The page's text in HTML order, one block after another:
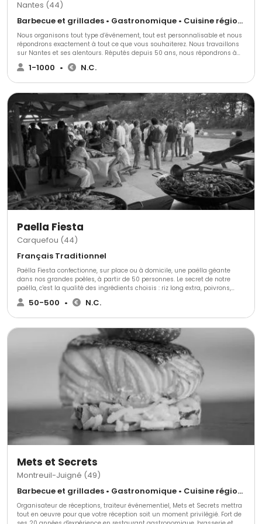
Nantes (44)
Barbecue et grillades • Gastronomique • Cuisine régionale
Nous organisons tout type d’événement, tout est personnalisable et nous
répondrons exactement à tout ce que vous souhaiterez. Nous travaillons
sur Nantes et ses alentours. Réputés depuis 50 ans, nous répondrons à
toutes vos attentes et demandes et nous nous adapterons à toutes vos
exigences. Nous réalisons plus de 40 prestations de plus de 1000 convives
qualité.
1-1000 • N.C.
Paella Fiesta
Carquefou (44)
Français Traditionnel
Paëlla Fiesta confectionne, sur place ou à domicile, une paëlla géante
dans nos grandes poêles, à partir de 50 personnes. Le secret de notre
paëlla, c'est la qualité des ingrédients choisis : riz long extra, poivrons,
oignons, chorizo, poulet, moules, encornet, amandes de mer, petits pois,
safran, grosses crevettes, langoustines, etc. Notre recette est toujours très
Le service se réalise à partir de la poêle géante. Sur demande, nous vous
donnons des réfèrences de prestations réalisées.
50-500 • N.C.
Mets et Secrets
Montreuil-Juigné (49)
Barbecue et grillades • Gastronomique • Cuisine régionale
Organisateur de réceptions, traiteur événementiel, Mets et Secrets mettra
tout en oeuvre pour que votre réception soit un moment privilégié. Fort de